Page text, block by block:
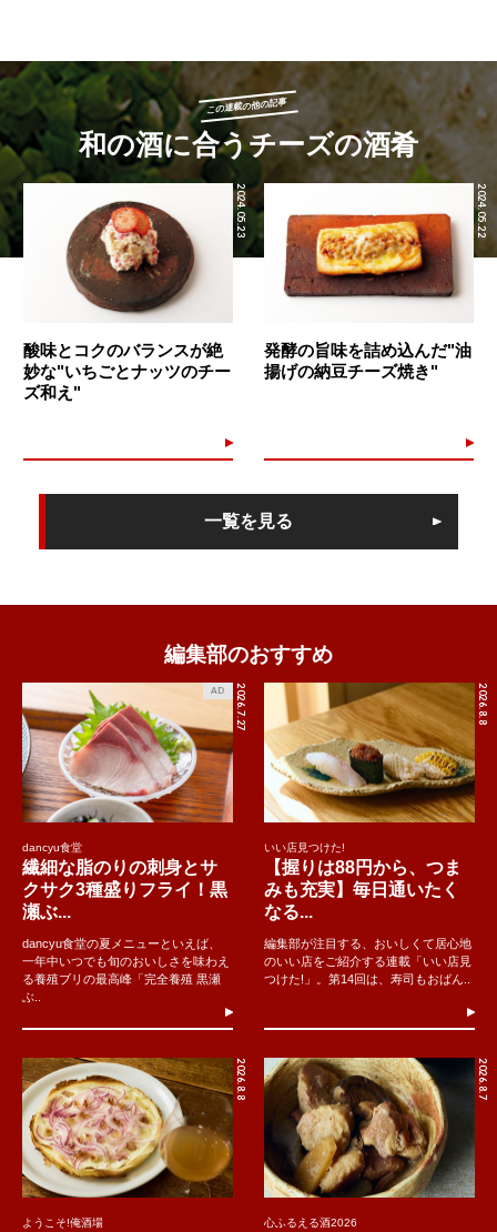
この連載の他の記事
和の酒に合うチーズの酒肴
2024.05.23
酸味とコクのバランスが絶
妙な"いちごとナッツのチー
ズ和え"
2024.05.22
発酵の旨味を詰め込んだ"油
揚げの納豆チーズ焼き"
一覧を見る
編集部のおすすめ
2026.7.27
AD
dancyu食堂
繊細な脂のりの刺身とサ
クサク3種盛りフライ！黒
瀬ぶ...
dancyu食堂の夏メニューといえば、
一年中いつでも旬のおいしさを味わえ
る養殖ブリの最高峰「完全養殖 黒瀬
ぶ..
2026.8.8
いい店見つけた!
【握りは88円から、つま
みも充実】毎日通いたく
なる...
編集部が注目する、おいしくて居心地
のいい店をご紹介する連載「いい店見
つけた!」。第14回は、寿司もおばん..
2026.8.8
ようこそ!俺酒場
2026.8.7
心ふるえる酒2026